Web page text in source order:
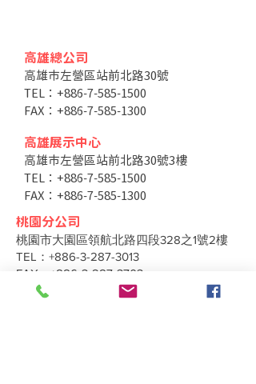
高雄總公司
高雄市左營區站前北路30號
TEL：+886-7-585-1500
FAX：+886-7-585-1300
高雄展示中心
高雄市左營區站前北路30號3樓
TEL：+886-7-585-1500
FAX：+886-7-585-1300
桃園分公司
桃園市大園區領航北路四段328之1號2樓
TEL：+886-3-287-3013
FAX：+886-3-287-3703
台中分公司